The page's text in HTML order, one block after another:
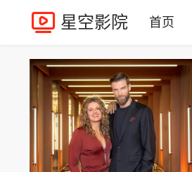
星空影院 首页